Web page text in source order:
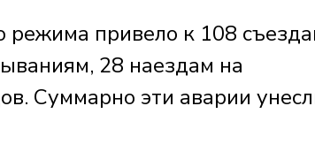
режима привело к 108
28 наездам на
Суммарно эти аварии